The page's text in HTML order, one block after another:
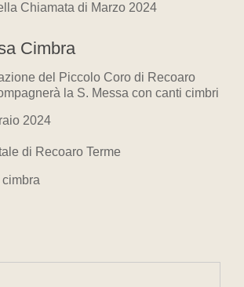
Chiamata di Marzo 2024
Cimbra
del Piccolo Coro di Recoaro
la S. Messa con canti cimbri
2024
di Recoaro Terme